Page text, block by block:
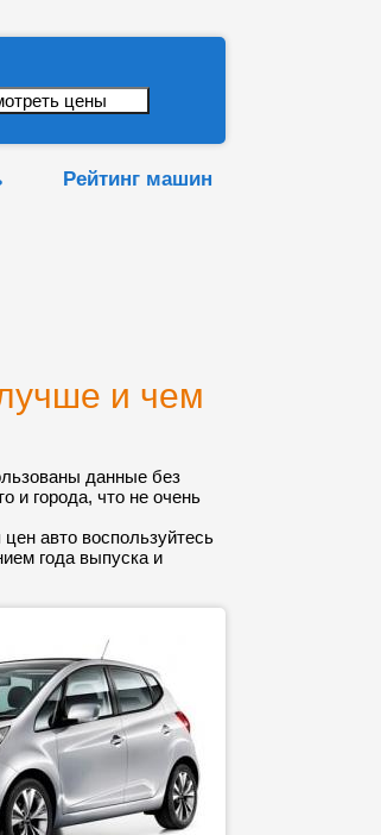
Рейтинг машин
и чем
данные без
и города, что не очень
авто воспользуйтесь
года выпуска и